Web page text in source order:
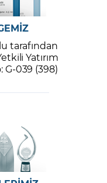
tarafından
Yatırım
G-039 (398)